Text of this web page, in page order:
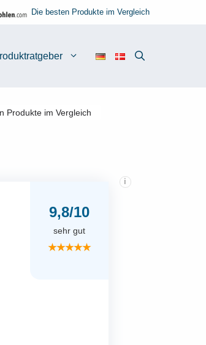
Die besten Produkte im Vergleich
Produkte im Vergleich
9,8/10
i
sehr gut
★★★★★